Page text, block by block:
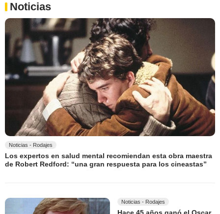
Noticias
Noticias - Rodajes
Los expertos en salud mental recomiendan esta obra maestra
de Robert Redford: “una gran respuesta para los cineastas”
Noticias - Rodajes